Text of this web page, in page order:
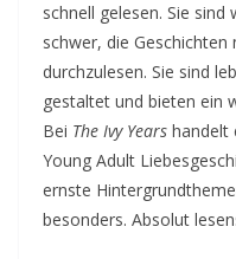
schnell gelesen. Sie
schwer, die Geschichten
durchzulesen. Sie sind
gestaltet und bieten ein
Bei The Ivy Years handelt
Young Adult
ernste
besonders. Absolut